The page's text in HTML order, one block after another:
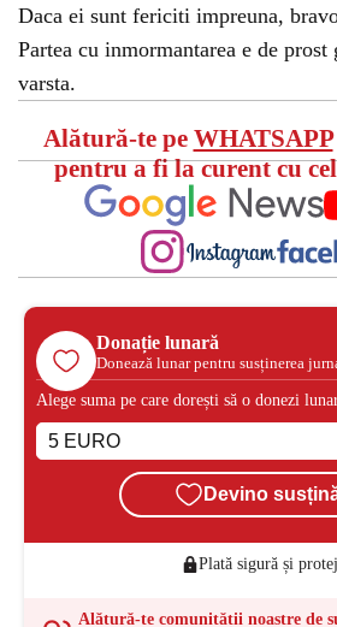
Daca ei sunt fericiti impreuna,
Partea cu inmormantarea e de
varsta.
Alătură-te pe WHATSAPP
pentru a fi la curent cu
Donație lunară
Donează lunar pentru susținerea
Alege suma pe care dorești să o donezi
Devino
Plată sigură și
Alătură-te comunității noastre de